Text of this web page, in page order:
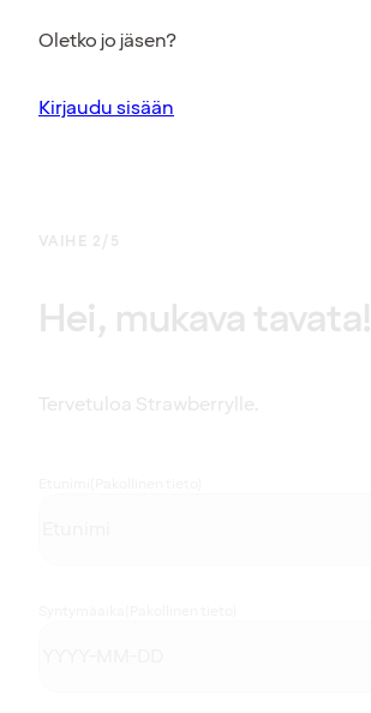
Oletko jo jäsen?
Kirjaudu sisään
VAIHE 2/5
Hei, mukava tavata!
Tervetuloa Strawberrylle.